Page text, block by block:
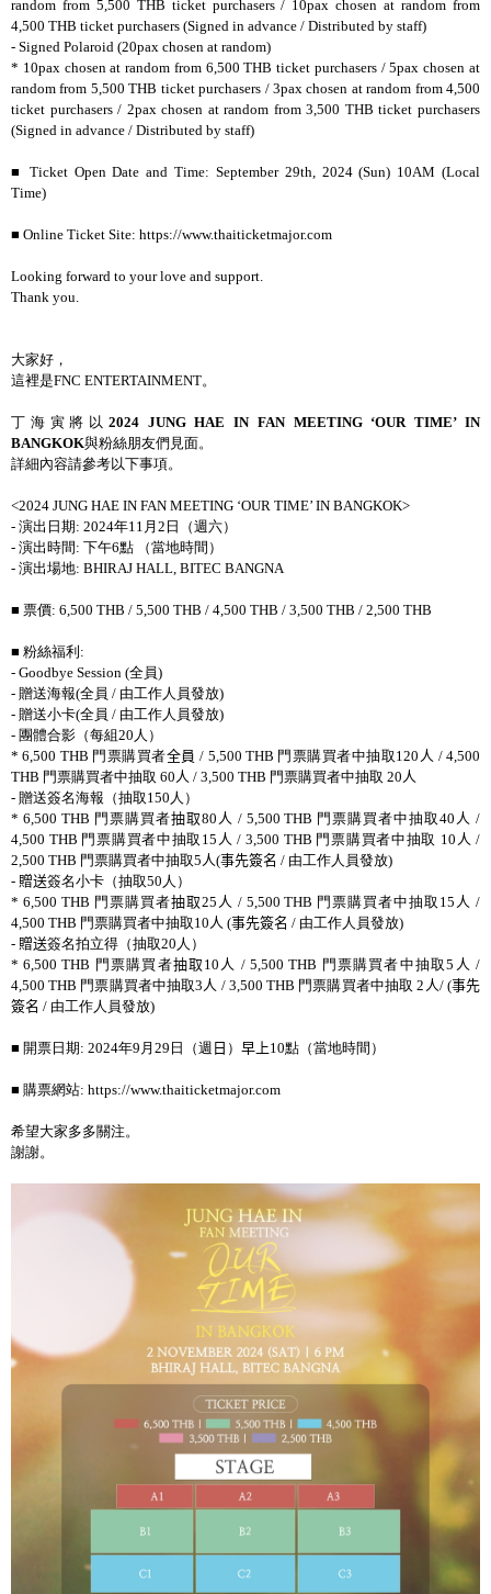
random from 5,500 THB ticket purchasers / 10pax chosen at random from
4,500 THB ticket purchasers (Signed in advance / Distributed by staff)
- Signed Polaroid (20pax chosen at random)
* 10pax chosen at random from 6,500 THB ticket purchasers / 5pax chosen at
random from 5,500 THB ticket purchasers / 3pax chosen at random from 4,500
ticket purchasers / 2pax chosen at random from 3,500 THB ticket purchasers
(Signed in advance / Distributed by staff)
■
Ticket Open Date and Time: September 29th, 2024 (Sun) 10AM (Local
Time)
■ Online Ticket Site: https://www.thaiticketmajor.com
Looking forward to your love and support.
Thank you.
大家好，
這裡是FNC ENTERTAINMENT。
丁海寅將以 2024 JUNG HAE IN FAN MEETING ‘OUR TIME’ IN
BANGKOK與粉絲朋友們見面。
詳細內容請參考以下事項。
<2024 JUNG HAE IN FAN MEETING ‘OUR TIME’ IN BANGKOK>
- 演出日期: 2024年11 月 2 日（週六）
- 演出時間 : 下午6點 （當地時間）
- 演出場地: BHIRAJ HALL, BITEC BANGNA
■ 票價: 6,500 THB / 5,500 THB / 4,500 THB / 3,500 THB / 2,500 THB
■ 粉絲福利 :
- Goodbye Session (全員)
- 贈送海報(全員 / 由工作人員發放)
- 贈送小卡(全員 / 由工作人員發放)
- 團體合影（每組20 人）
* 6,500 THB 門票購買者全員/ 5,500 THB 門票購買者中抽取120 人 / 4,500
THB 門票購買者中抽取 60人 / 3,500 THB 門票購買者中抽取 20人
- 贈送簽名海報（抽取150 人）
* 6,500 THB 門票購買者抽取80 人 / 5,500 THB 門票購買者中抽取40 人 /
4,500 THB 門票購買者中抽取 15 人 / 3,500 THB 門票購買者中抽取 10 人 /
2,500 THB 門票購買者中抽取5人(事先簽名 / 由工作人員發放)
- 贈送簽名小卡（抽取50 人）
* 6,500 THB 門票購買者抽取25 人 / 5,500 THB 門票購買者中抽取 15 人 /
4,500 THB 門票購買者中抽取10人 (事先簽名 / 由工作人員發放)
- 贈送簽名拍立得（抽取20 人）
* 6,500 THB 門票購買者抽取 10 人 / 5,500 THB 門票購買者中抽取5 人 /
4,500 THB 門票購買者中抽取3人 / 3,500 THB 門票購買者中抽取2 人/ (事先
簽名 / 由工作人員發放)
■ 開票日期: 2024年9 月 29 日（週 日 ） 早上10點（當地時間）
■ 購票網站: https://www.thaiticketmajor.com
希望大家多多關注。
謝謝。